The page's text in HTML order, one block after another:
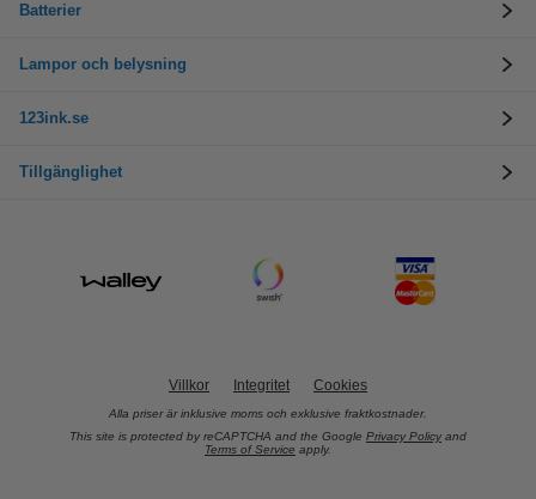
Batterier
Lampor och belysning
123ink.se
Tillgänglighet
Villkor Integritet Cookies
Alla priser är inklusive moms och exklusive fraktkostnader.
This site is protected by reCAPTCHA and the Google Privacy Policy and
Terms of Service apply.